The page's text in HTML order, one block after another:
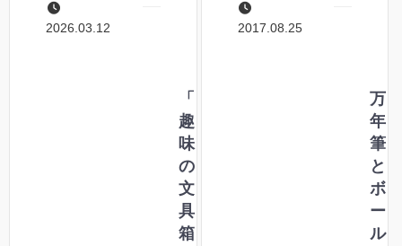
2026.03.12
「
趣
味
の
文
具
箱
2017.08.25
万
年
筆
と
ボ
ー
ル